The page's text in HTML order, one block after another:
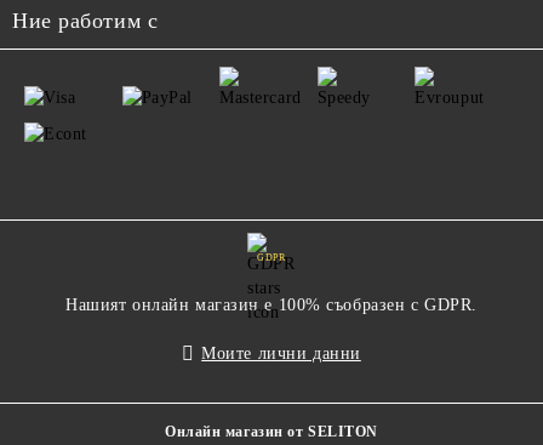
Ние работим с
GDPR
Нашият онлайн магазин е 100% съобразен с GDPR.
Моите лични данни
Онлайн магазин от SELITON